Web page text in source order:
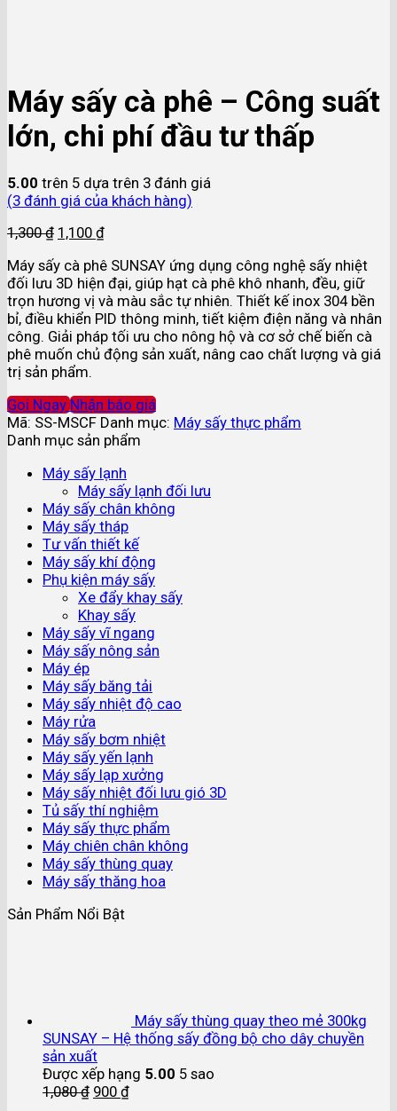
Máy sấy cà phê – Công suất
lớn, chi phí đầu tư thấp
5.00 trên 5 dựa trên 3 đánh giá
(3 đánh giá của khách hàng)
1,300₫ 1,100 ₫
Máy sấy cà phê SUNSAY ứng dụng công nghệ sấy nhiệt
đối lưu 3D hiện đại, giúp hạt cà phê khô nhanh, đều, giữ
trọn hương vị và màu sắc tự nhiên. Thiết kế inox 304 bền
bỉ, điều khiển PID thông minh, tiết kiệm điện năng và nhân
công. Giải pháp tối ưu cho nông hộ và cơ sở chế biến cà
phê muốn chủ động sản xuất, nâng cao chất lượng và giá
trị sản phẩm.
Gọi Ngay Nhận báo giá
Mã: SS-MSCF Danh mục: Máy sấy thực phẩm
Danh mục sản phẩm
Máy sấy lạnh
Máy sấy lạnh đối lưu
Máy sấy chân không
Máy sấy tháp
Tư vấn thiết kế
Máy sấy khí động
Phụ kiện máy sấy
Xe đẩy khay sấy
Khay sấy
Máy sấy vĩ ngang
Máy sấy nông sản
Máy ép
Máy sấy băng tải
Máy sấy nhiệt độ cao
Máy rửa
Máy sấy bơm nhiệt
Máy sấy yến lạnh
Máy sấy lạp xưởng
Máy sấy nhiệt đối lưu gió 3D
Tủ sấy thí nghiệm
Máy sấy thực phẩm
Máy chiên chân không
Máy sấy thùng quay
Máy sấy thăng hoa
Sản Phẩm Nổi Bật
Máy sấy thùng quay theo mẻ 300kg
SUNSAY – Hệ thống sấy đồng bộ cho dây chuyền
sản xuất
Được xếp hạng 5.00 5 sao
1,080₫ 900 ₫